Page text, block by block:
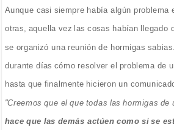
Aunque casi siempre había algún problema
otras, aquella vez las cosas habían llegado
se organizó una reunión de hormigas
durante días cómo resolver el problema de
hasta que finalmente hicieron un
"Creemos que el que todas las hormigas de
hace que las demás actúen como si se